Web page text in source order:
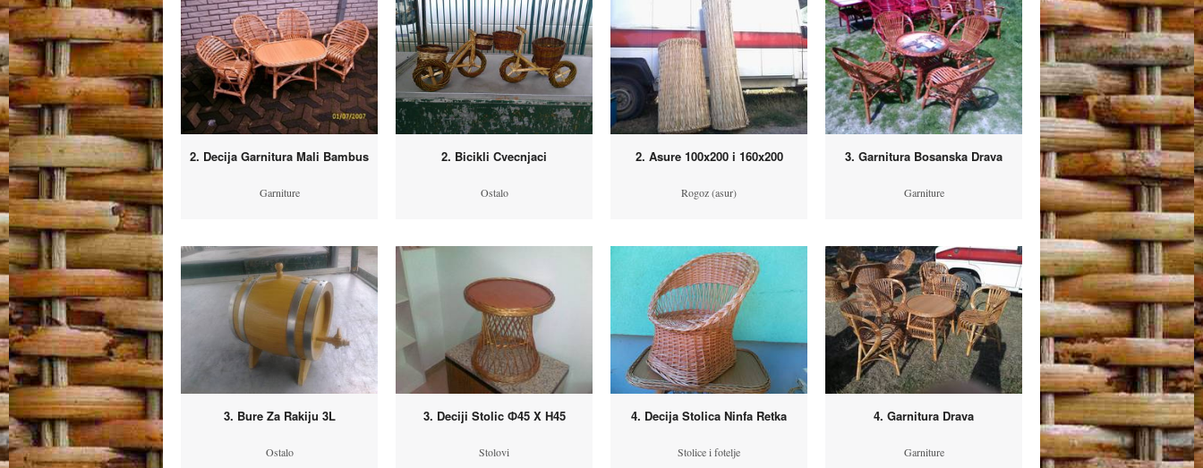
2. Decija Garnitura Mali Bambus
Garniture
2. Bicikli Cvecnjaci
Ostalo
2. Asure 100x200 i 160x200
Rogoz (asur)
3. Garnitura Bosanska Drava
Garniture
3. Bure Za Rakiju 3L
Ostalo
3. Deciji Stolic Ф45 X H45
Stolovi
4. Decija Stolica Ninfa Retka
Stolice i fotelje
4. Garnitura Drava
Garniture